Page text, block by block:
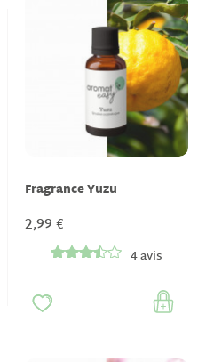
Fragrance Yuzu
2,99 €
4 avis